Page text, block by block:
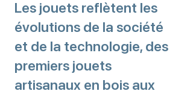
Les jouets reflètent les
évolutions de la société
et de la technologie, des
premiers jouets
artisanaux en bois aux